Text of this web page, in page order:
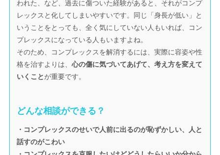
われた、など、過去に傷ついた経験があると、それがコンプ
レックスと化してしまいやすいです。同じ「身長が低い」と
いうことをとっても、全く気にしていない人もいれば、コン
プレックスになっている人もいますよね。
そのため、コンプレックスを解消するには、実際に容姿や性
格を治すよりは、心の傷に気づいてあげて、考え方を変えて
いくことが重要です。
どんな相談ができる？
・コンプレックスのせいで人前に出るのが恥ずかしい、人と
話すのがこわい